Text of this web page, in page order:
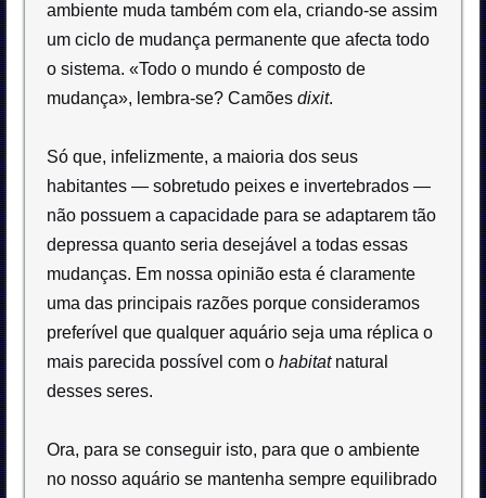
ambiente muda também com ela, criando-se assim
um ciclo de mudança permanente que afecta todo
o sistema. «Todo o mundo é composto de
mudança», lembra-se? Camões dixit.
Só que, infelizmente, a maioria dos seus
habitantes — sobretudo peixes e invertebrados —
não possuem a capacidade para se adaptarem tão
depressa quanto seria desejável a todas essas
mudanças. Em nossa opinião esta é claramente
uma das principais razões porque consideramos
preferível que qualquer aquário seja uma réplica o
mais parecida possível com o habitatnatural
desses seres.
Ora, para se conseguir isto, para que o ambiente
no nosso aquário se mantenha sempre equilibrado